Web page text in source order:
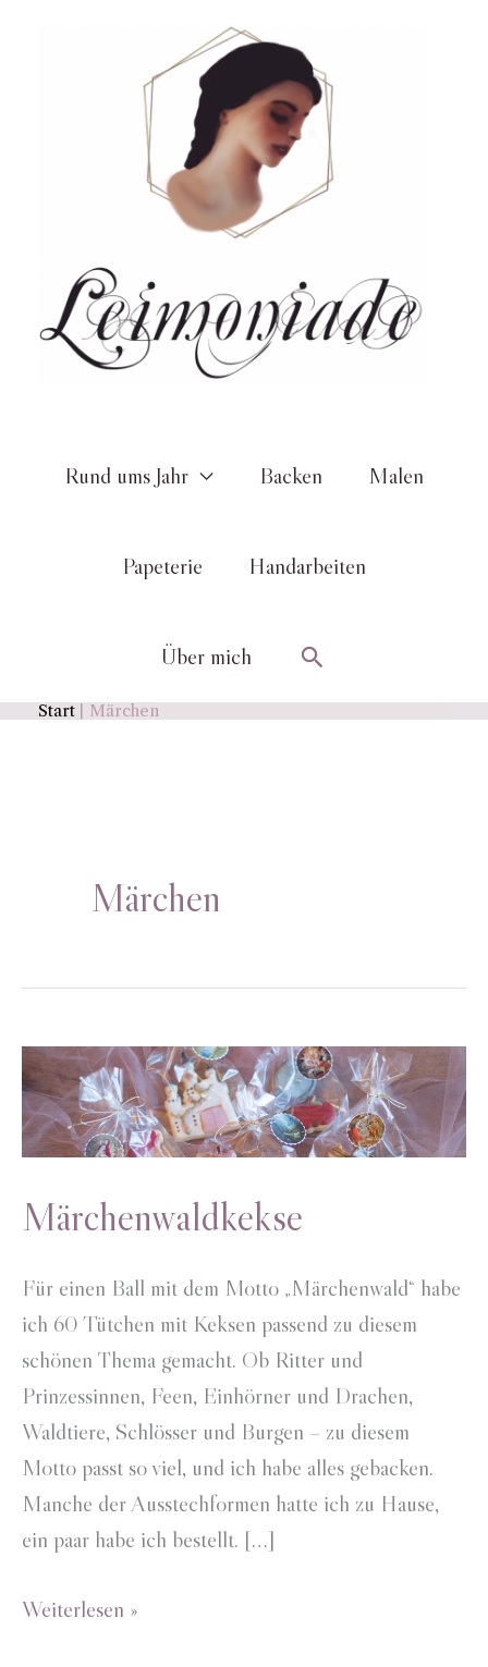
Rund ums Jahr Backen Malen
Papeterie Handarbeiten
Über mich Suchen
Start Märchen
Märchen
Märchenwaldkekse
Für einen Ball mit dem Motto „Märchenwald“ habe
ich 60 Tütchen mit Keksen passend zu diesem
schönen Thema gemacht. Ob Ritter und
Prinzessinnen, Feen, Einhörner und Drachen,
Waldtiere, Schlösser und Burgen – zu diesem
Motto passt so viel, und ich habe alles gebacken.
Manche der Ausstechformen hatte ich zu Hause,
ein paar habe ich bestellt. […]
Märchenwaldkekse
Weiterlesen »